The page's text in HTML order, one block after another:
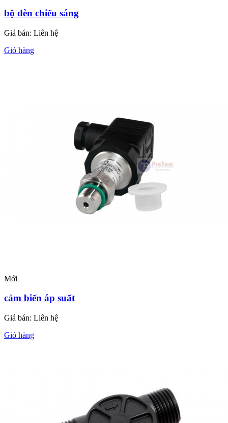
bộ đèn chiếu sáng
Giá bán: Liên hệ
Giỏ hàng
Mới
cảm biến áp suất
Giá bán: Liên hệ
Giỏ hàng